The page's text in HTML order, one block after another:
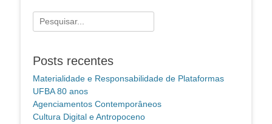
Pesquisar
por:
Posts recentes
Materialidade e Responsabilidade de Plataformas
UFBA 80 anos
Agenciamentos Contemporâneos
Cultura Digital e Antropoceno